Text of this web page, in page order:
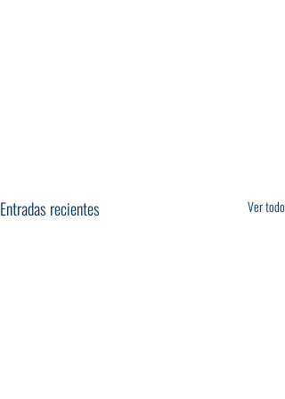
Entradas recientes Ver todo